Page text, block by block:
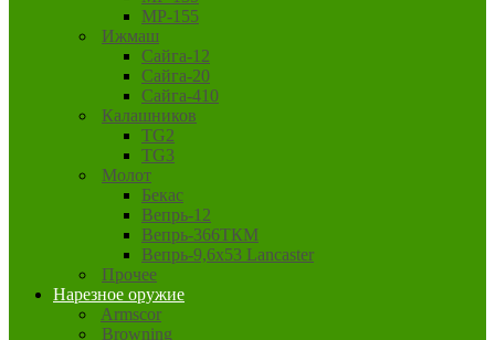
MP-155
Ижмаш
Сайга-12
Сайга-20
Сайга-410
Калашников
TG2
TG3
Молот
Бекас
Вепрь-12
Вепрь-366ТКМ
Вепрь-9,6х53 Lancaster
Прочее
Нарезное оружие
Armscor
Browning